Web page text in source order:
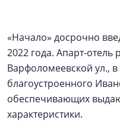
«Начало» досрочно
2022 года. Апарт-отель
Варфоломеевской ул., в
благоустроенного
обеспечивающих
характеристики.